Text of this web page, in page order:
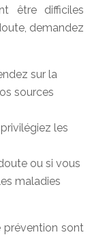
être difficiles
demandez
sur la
sources
les
ou si vous
maladies
prévention sont